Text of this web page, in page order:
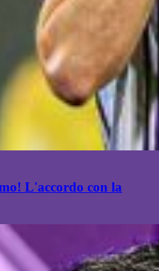
L'accordo con la